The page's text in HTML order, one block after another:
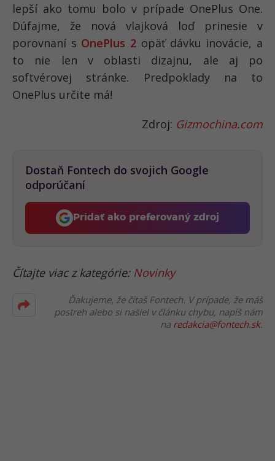
lepší ako tomu bolo v prípade OnePlus One.
Dúfajme, že nová vlajková loď prinesie v
porovnaní s OnePlus 2 opäť dávku inovácie, a
to nie len v oblasti dizajnu, ale aj po
softvérovej stránke. Predpoklady na to
OnePlus určite má!
Zdroj: Gizmochina.com
Dostaň Fontech do svojich Google
odporúčaní
Pridať ako preferovaný zdroj
Fontech, odkaz sa otvorí v
Čítajte viac z kategórie: Novinky
Ďakujeme, že čítaš Fontech. V prípade, že máš
postreh alebo si našiel v článku chybu, napíš nám
na redakcia@fontech.sk.